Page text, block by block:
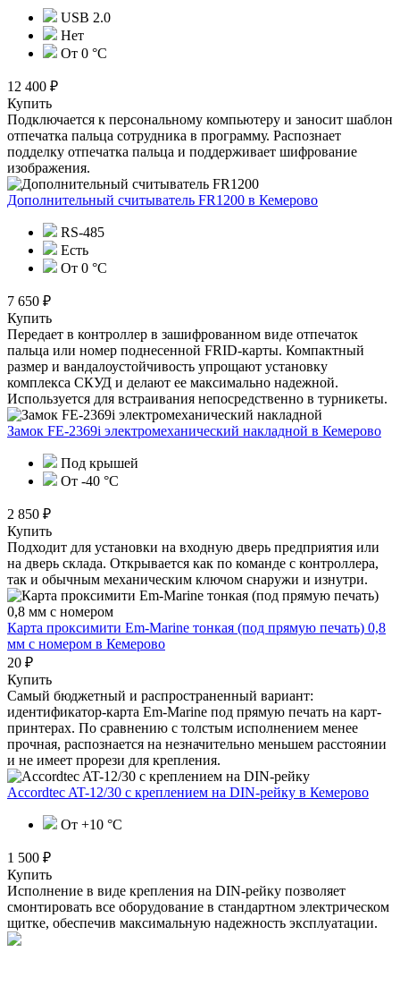
USB 2.0
Нет
От 0 °C
12 400 ₽
Купить
Подключается к персональному компьютеру и заносит шаблон
отпечатка пальца сотрудника в программу. Распознает
подделку отпечатка пальца и поддерживает шифрование
изображения.
Дополнительный считыватель FR1200 в Кемерово
RS-485
Есть
От 0 °C
7 650 ₽
Купить
Передает в контроллер в зашифрованном виде отпечаток
пальца или номер поднесенной FRID-карты. Компактный
размер и вандалоустойчивость упрощают установку
комплекса СКУД и делают ее максимально надежной.
Используется для встраивания непосредственно в турникеты.
Замок FE-2369i электромеханический накладной в Кемерово
Под крышей
От -40 °C
2 850 ₽
Купить
Подходит для установки на входную дверь предприятия или
на дверь склада. Открывается как по команде с контроллера,
так и обычным механическим ключом снаружи и изнутри.
Карта проксимити Em-Marine тонкая (под прямую печать) 0,8
мм с номером в Кемерово
20 ₽
Купить
Самый бюджетный и распространенный вариант:
идентификатор-карта Em-Marine под прямую печать на карт-
принтерах. По сравнению с толстым исполнением менее
прочная, распознается на незначительно меньшем расстоянии
и не имеет прорези для крепления.
Accordtec AT-12/30 с креплением на DIN-рейку в Кемерово
От +10 °С
1 500 ₽
Купить
Исполнение в виде крепления на DIN-рейку позволяет
смонтировать все оборудование в стандартном электрическом
щитке, обеспечив максимальную надежность эксплуатации.